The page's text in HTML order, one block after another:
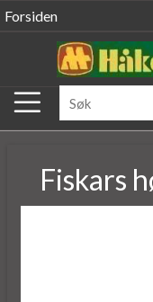
Forsiden
Fiskars